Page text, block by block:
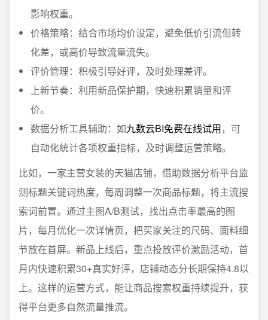
影响权重。
价格策略：结合市场均价设定，避免低价引流但转
化差，或高价导致流量流失。
评价管理：积极引导好评，及时处理差评。
上新节奏：利用新品保护期，快速积累销量和评
价。
数据分析工具辅助：如九数云BI免费在线试用，可
自动化统计各项权重指标，及时调整运营策略。
比如，一家主营女装的天猫店铺，借助数据分析平台监
测标题关键词热度，每周调整一次商品标题，将主流搜
索词前置。通过主图A/B测试，找出点击率最高的图
片，每月优化一次详情页，把买家关注的尺码、面料细
节放在首屏。新品上线后，重点投放评价激励活动，首
月内快速积累30+真实好评，店铺动态分长期保持4.8以
上。这样的运营方式，能让商品搜索权重持续提升，获
得平台更多自然流量推流。